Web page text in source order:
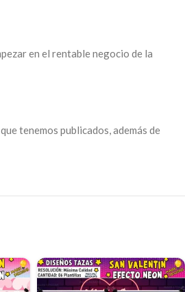
en el rentable negocio de la
tenemos publicados, además de